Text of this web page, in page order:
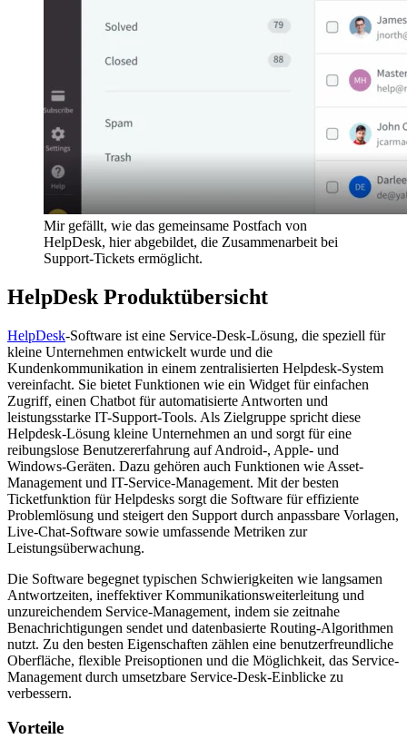
Mir gefällt, wie das gemeinsame Postfach von
HelpDesk, hier abgebildet, die Zusammenarbeit bei
Support-Tickets ermöglicht.
HelpDesk Produktübersicht
HelpDesk-Software ist eine Service-Desk-Lösung, die speziell für
kleine Unternehmen entwickelt wurde und die
Kundenkommunikation in einem zentralisierten Helpdesk-System
vereinfacht. Sie bietet Funktionen wie ein Widget für einfachen
Zugriff, einen Chatbot für automatisierte Antworten und
leistungsstarke IT-Support-Tools. Als Zielgruppe spricht diese
Helpdesk-Lösung kleine Unternehmen an und sorgt für eine
reibungslose Benutzererfahrung auf Android-, Apple- und
Windows-Geräten. Dazu gehören auch Funktionen wie Asset-
Management und IT-Service-Management. Mit der besten
Ticketfunktion für Helpdesks sorgt die Software für effiziente
Problemlösung und steigert den Support durch anpassbare Vorlagen,
Live-Chat-Software sowie umfassende Metriken zur
Leistungsüberwachung.
Die Software begegnet typischen Schwierigkeiten wie langsamen
Antwortzeiten, ineffektiver Kommunikationsweiterleitung und
unzureichendem Service-Management, indem sie zeitnahe
Benachrichtigungen sendet und datenbasierte Routing-Algorithmen
nutzt. Zu den besten Eigenschaften zählen eine benutzerfreundliche
Oberfläche, flexible Preisoptionen und die Möglichkeit, das Service-
Management durch umsetzbare Service-Desk-Einblicke zu
verbessern.
Vorteile